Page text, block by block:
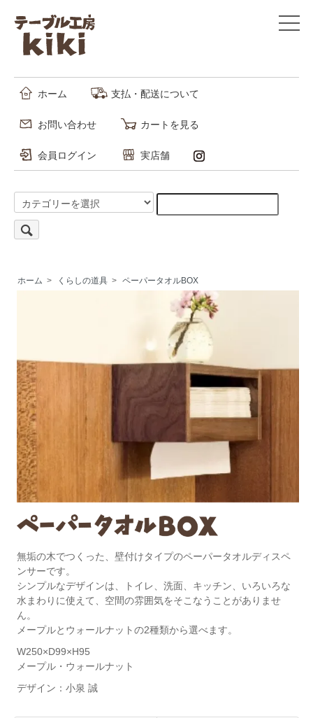
ホーム 支払・配送について
お問い合わせ カートを見る
会員ログイン 実店舗
ホーム > くらしの道具 > ペーパータオルBOX
無垢の木でつくった、壁付けタイプのペーパータオルディスペ
ンサーです。
シンプルなデザインは、トイレ、洗面、キッチン、いろいろな
水まわりに使えて、空間の雰囲気をそこなうことがありませ
ん。
メープルとウォールナットの2種類から選べます。
W250×D99×H95
メープル・ウォールナット
デザイン：小泉 誠